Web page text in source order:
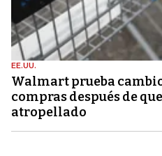
EE.UU.
Walmart prueba
compras después de
atropellado